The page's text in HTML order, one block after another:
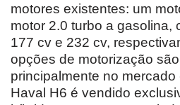
motores existentes: um
motor 2.0 turbo a gasolina,
177 cv e 232 cv,
opções de motorização
principalmente no
Haval H6 é vendido